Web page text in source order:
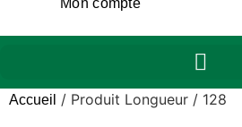
Accueil / Produit Longueur / 128